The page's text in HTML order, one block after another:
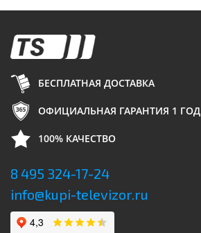
БЕСПЛАТНАЯ ДОСТАВКА
ОФИЦИАЛЬНАЯ ГАРАНТИЯ 1 ГОД
100% КАЧЕСТВО
8 495 324-17-24
info@kupi-televizor.ru